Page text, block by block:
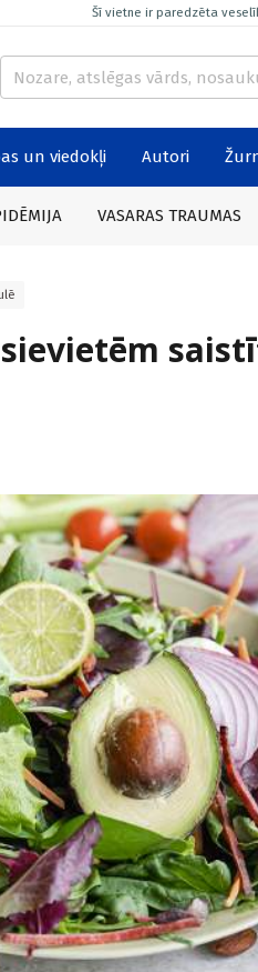
Šī vietne ir paredzēta
un viedokļi Autori
VASARAS TRAUMAS